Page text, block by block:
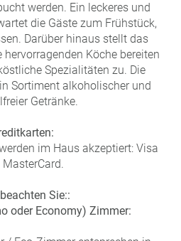
werden. Ein leckeres und
die Gäste zum Frühstück,
Darüber hinaus stellt das
hervorragenden Köche bereiten
Spezialitäten zu. Die
Sortiment alkoholischer und
Getränke.
im Haus akzeptiert: Visa
MasterCard.
Sie::
oder Economy) Zimmer: